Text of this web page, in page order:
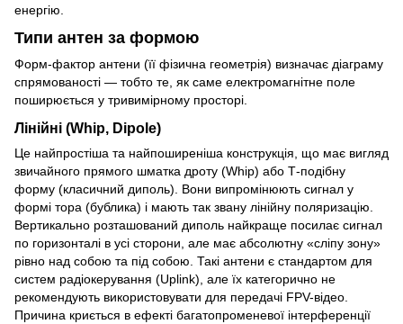
енергію.
Типи антен за формою
Форм-фактор антени (її фізична геометрія) визначає діаграму
спрямованості — тобто те, як саме електромагнітне поле
поширюється у тривимірному просторі.
Лінійні (Whip, Dipole)
Це найпростіша та найпоширеніша конструкція, що має вигляд
звичайного прямого шматка дроту (Whip) або Т-подібну
форму (класичний диполь). Вони випромінюють сигнал у
формі тора (бублика) і мають так звану лінійну поляризацію.
Вертикально розташований диполь найкраще посилає сигнал
по горизонталі в усі сторони, але має абсолютну «сліпу зону»
рівно над собою та під собою. Такі антени є стандартом для
систем радіокерування (Uplink), але їх категорично не
рекомендують використовувати для передачі FPV-відео.
Причина криється в ефекті багатопроменевої інтерференції